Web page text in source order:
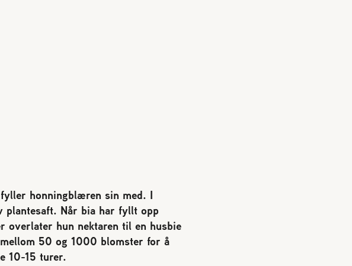
honningblæren sin med. I
plantesaft. Når bia har fyllt opp
hun nektaren til en husbie
50 og 1000 blomster for å
10-15 turer.